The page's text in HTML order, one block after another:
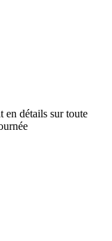
en détails sur toute